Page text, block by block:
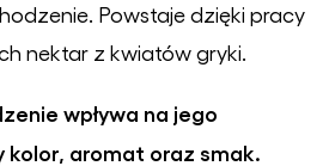
Powstaje dzięki pracy
nektar z kwiatów gryki.
wpływa na jego
aromat oraz smak.